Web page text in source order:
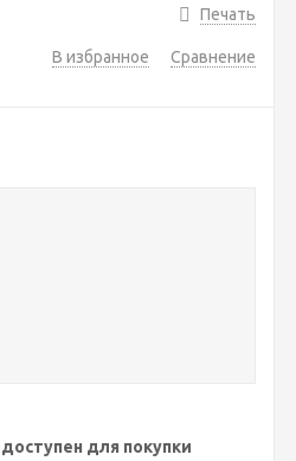
Печать
В избранное Сравнение
для покупки